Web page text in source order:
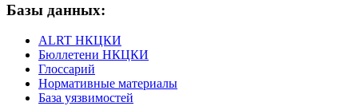
Базы данных:
ALRT НКЦКИ
Бюллетени НКЦКИ
Глоссарий
Нормативные материалы
База уязвимостей